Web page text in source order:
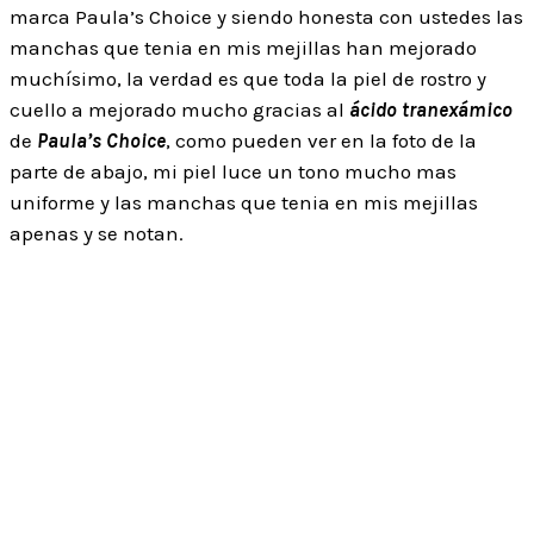
marca Paula’s Choice y siendo honesta con ustedes las
manchas que tenia en mis mejillas han mejorado
muchísimo, la verdad es que toda la piel de rostro y
cuello a mejorado mucho gracias al ácido tranexámico
de Paula’s Choice, como pueden ver en la foto de la
parte de abajo, mi piel luce un tono mucho mas
uniforme y las manchas que tenia en mis mejillas
apenas y se notan.